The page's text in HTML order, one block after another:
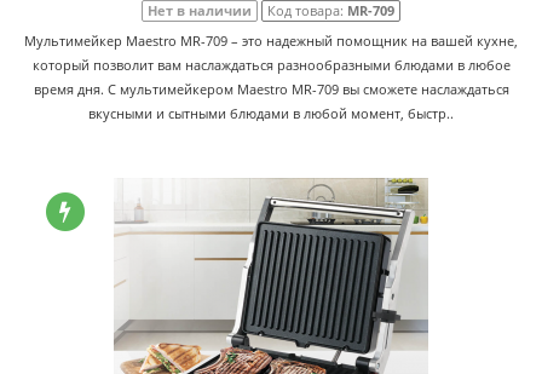
Нет в наличии Код товара: MR-709
Мультимейкер Maestro MR-709 – это надежный помощник на вашей кухне,
который позволит вам наслаждаться разнообразными блюдами в любое
время дня. С мультимейкером Maestro MR-709 вы сможете наслаждаться
вкусными и сытными блюдами в любой момент, быстр..